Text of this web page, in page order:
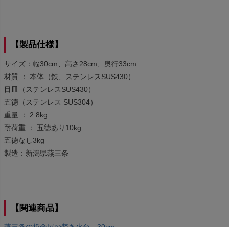
【製品仕様】
サイズ：幅30cm、高さ28cm、奥行33cm
材質 ： 本体（鉄、ステンレスSUS430）
目皿（ステンレスSUS430）
五徳（ステンレス SUS304）
重量 ： 2.8kg
耐荷重 ： 五徳あり10kg
五徳なし3kg
製造：新潟県燕三条
【関連商品】